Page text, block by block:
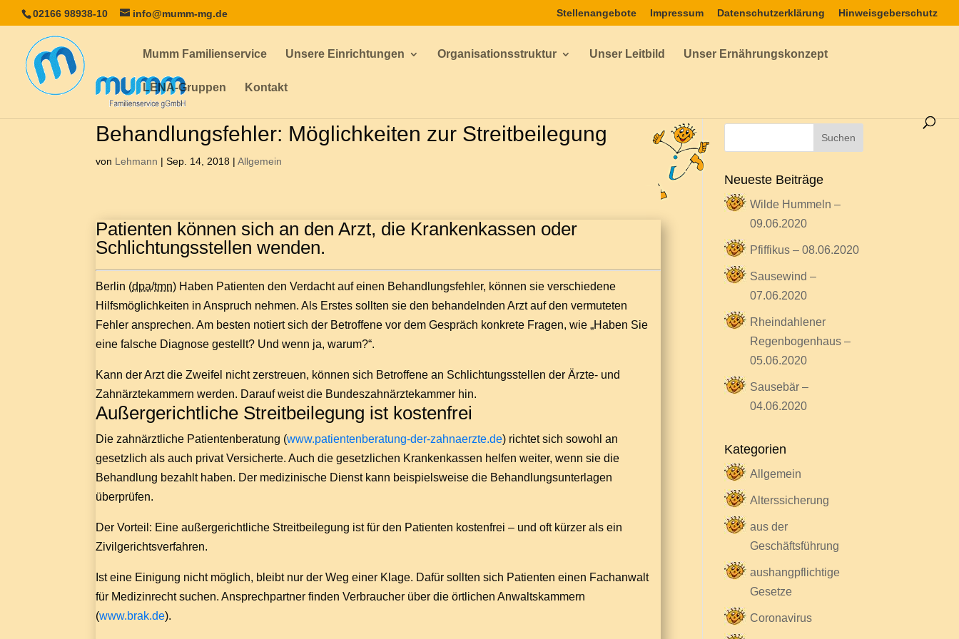
02166 98938-10 info@mumm-mg.de Stellenangebote Impressum Datenschutzerklärung Hinweisgeberschutz
Mumm Familienservice Unsere Einrichtungen Organisationsstruktur Unser Leitbild Unser Ernährungskonzept
LENA-Gruppen Kontakt
Behandlungsfehler: Möglichkeiten zur Streitbeilegung
von Lehmann |Sep. 14, 2018 |Allgemein
Patienten können sich an den Arzt, die Krankenkassen oder
Schlichtungsstellen wenden.
Berlin (dpa/tmn) Haben Patienten den Verdacht auf einen Behandlungsfehler, können sie verschiedene
Hilfsmöglichkeiten in Anspruch nehmen. Als Erstes sollten sie den behandelnden Arzt auf den vermuteten
Fehler ansprechen. Am besten notiert sich der Betroffene vor dem Gespräch konkrete Fragen, wie „Haben Sie
eine falsche Diagnose gestellt? Und wenn ja, warum?“.
Kann der Arzt die Zweifel nicht zerstreuen, können sich Betroffene an Schlichtungsstellen der Ärzte- und
Zahnärztekammern werden. Darauf weist die Bundeszahnärztekammer hin.
Außergerichtliche Streitbeilegung ist kostenfrei
Die zahnärztliche Patientenberatung (www.patientenberatung-der-zahnaerzte.de) richtet sich sowohl an
gesetzlich als auch privat Versicherte. Auch die gesetzlichen Krankenkassen helfen weiter, wenn sie die
Behandlung bezahlt haben. Der medizinische Dienst kann beispielsweise die Behandlungsunterlagen
überprüfen.
Der Vorteil: Eine außergerichtliche Streitbeilegung ist für den Patienten kostenfrei – und oft kürzer als ein
Zivilgerichtsverfahren.
Ist eine Einigung nicht möglich, bleibt nur der Weg einer Klage. Dafür sollten sich Patienten einen Fachanwalt
für Medizinrecht suchen. Ansprechpartner finden Verbraucher über die örtlichen Anwaltskammern
(www.brak.de).
Neueste Beiträge
Wilde Hummeln –
09.06.2020
Pfiffikus – 08.06.2020
Sausewind –
07.06.2020
Rheindahlener
Regenbogenhaus –
05.06.2020
Sausebär –
04.06.2020
Kategorien
Allgemein
Alterssicherung
aus der
Geschäftsführung
aushangpflichtige
Gesetze
Coronavirus